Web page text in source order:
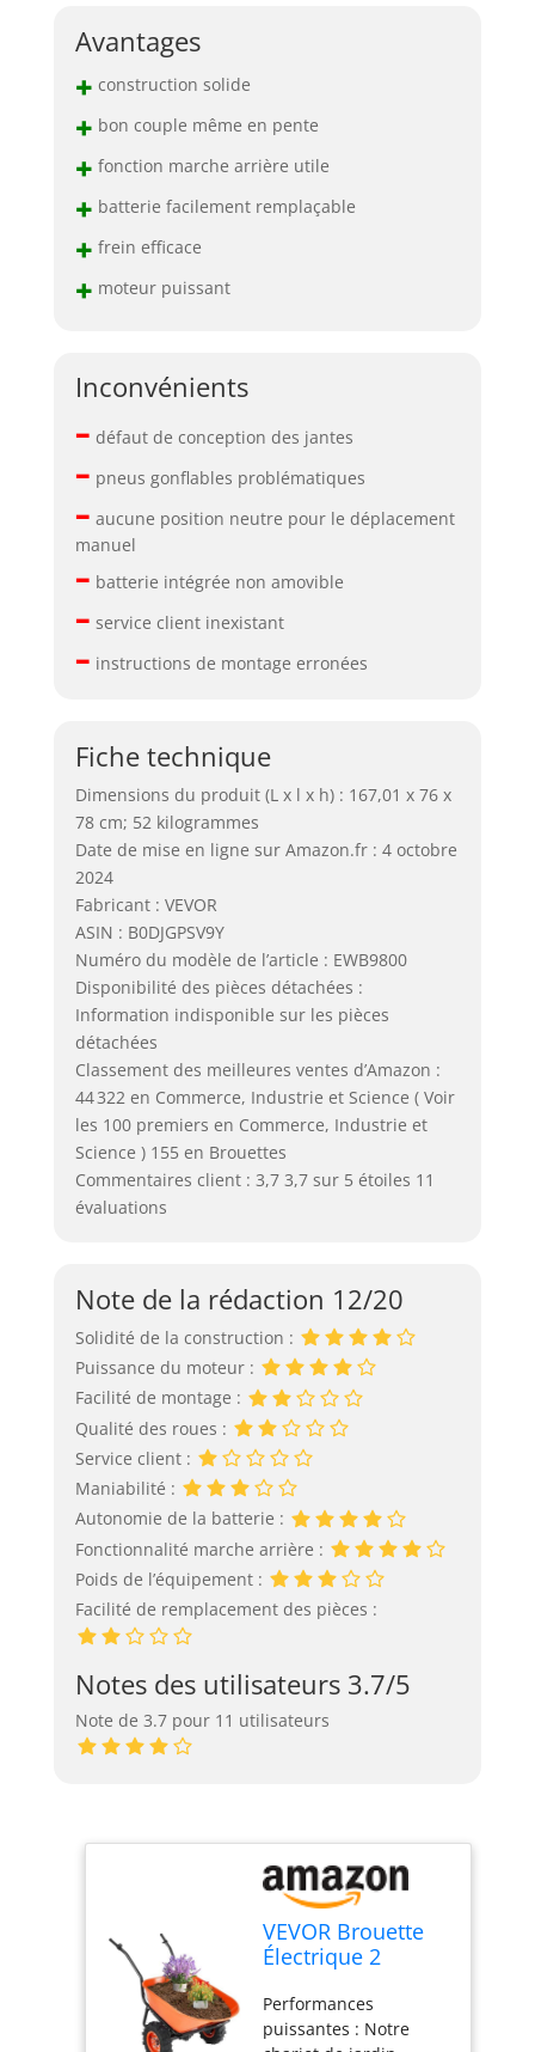
Avantages
+ construction solide
+ bon couple même en pente
+ fonction marche arrière utile
+ batterie facilement remplaçable
+ frein efficace
+ moteur puissant
Inconvénients
– défaut de conception des jantes
– pneus gonflables problématiques
– aucune position neutre pour le déplacement
manuel
– batterie intégrée non amovible
– service client inexistant
– instructions de montage erronées
Fiche technique
Dimensions du produit (L x l x h) : 167,01 x 76 x
78 cm; 52 kilogrammes
Date de mise en ligne sur Amazon.fr : 4 octobre
2024
Fabricant : VEVOR
ASIN : B0DJGPSV9Y
Numéro du modèle de l’article : EWB9800
Disponibilité des pièces détachées :
Information indisponible sur les pièces
détachées
Classement des meilleures ventes d’Amazon :
44 322 en Commerce, Industrie et Science ( Voir
les 100 premiers en Commerce, Industrie et
Science ) 155 en Brouettes
Commentaires client : 3,7 3,7 sur 5 étoiles 11
évaluations
Note de la rédaction 12/20
Solidité de la construction :
Puissance du moteur :
Facilité de montage :
Qualité des roues :
Service client :
Maniabilité :
Autonomie de la batterie :
Fonctionnalité marche arrière :
Poids de l’équipement :
Facilité de remplacement des pièces :
Notes des utilisateurs 3.7/5
Note de 3.7 pour 11 utilisateurs
VEVOR Brouette
Électrique 2
Jardin Motorisé
500 W, Poignée
Performances
puissantes : Notre